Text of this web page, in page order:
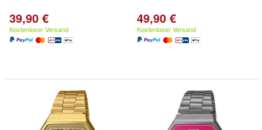
39,90 €
Kostenloser Versand
49,90 €
Kostenloser Versand